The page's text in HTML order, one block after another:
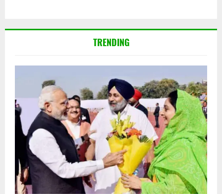
TRENDING